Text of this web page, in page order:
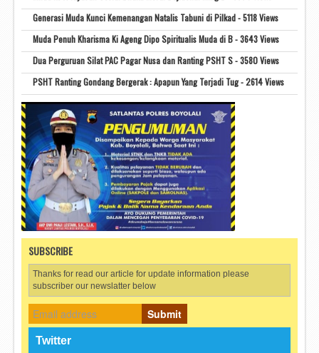
Generasi Muda Kunci Kemenangan Natalis Tabuni di Pilkad - 5118 Views
Muda Penuh Kharisma Ki Ageng Dipo Spiritualis Muda di B - 3643 Views
Dua Perguruan Silat PAC Pagar Nusa dan Ranting PSHT S - 3580 Views
PSHT Ranting Gondang Bergerak : Apapun Yang Terjadi Tug - 2614 Views
SUBSCRIBE
Thanks for read our article for update information please
subscriber our newslatter below
Submit
Twitter